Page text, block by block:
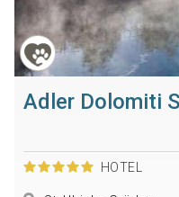
Adler Dolomiti
HOTEL